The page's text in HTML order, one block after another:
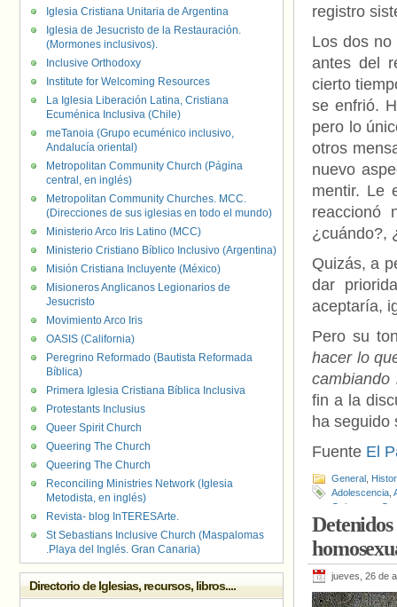
registro
Los dos
antes del
cierto
se enfrió.
pero lo
otros
nuevo
mentir. Le
reaccionó
¿cuándo?,
Quizás, a
dar
aceptaría,
Pero su
hacer lo
cambiando
fin a la
ha seguido
Fuente El
General
Adolescencia
Galapagar
Próximo,
Transexuales,
jueves, 26 de
Iglesia Cristiana Unitaria de Argentina
Iglesia de Jesucristo de la Restauración.
(Mormones inclusivos).
Inclusive Orthodoxy
Institute for Welcoming Resources
La Iglesia Liberación Latina, Cristiana
Ecuménica Inclusiva (Chile)
meTanoia (Grupo ecuménico inclusivo,
Andalucía oriental)
Metropolitan Community Church (Página
central, en inglés)
Metropolitan Community Churches. MCC.
(Direcciones de sus iglesias en todo el mundo)
Ministerio Arco Iris Latino (MCC)
Ministerio Cristiano Bíblico Inclusivo (Argentina)
Misión Cristiana Incluyente (México)
Misioneros Anglicanos Legionarios de
Jesucristo
Movimiento Arco Iris
OASIS (California)
Peregrino Reformado (Bautista Reformada
Bíblica)
Primera Iglesia Cristiana Bíblica Inclusiva
Protestants Inclusius
Queer Spirit Church
Queering The Church
Queering The Church
Reconciling Ministries Network (Iglesia
Metodista, en inglés)
Revista- blog InTERESArte.
St Sebastians Inclusive Church (Maspalomas
.Playa del Inglés. Gran Canaria)
Directorio de Iglesias, recursos, libros....